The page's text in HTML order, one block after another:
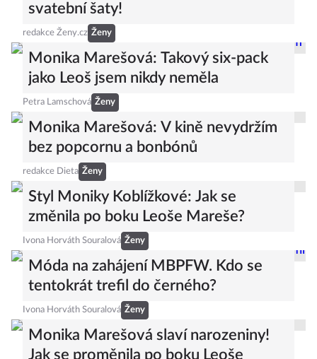
svatební šaty!
redakce Ženy.cz Ženy
Monika Marešová: Takový six-pack
jako Leoš jsem nikdy neměla
Petra Lamschová Ženy
Monika Marešová: V kině nevydržím
bez popcornu a bonbónů
redakce Dieta Ženy
Styl Moniky Koblížkové: Jak se
změnila po boku Leoše Mareše?
Ivona Horváth Souralová Ženy
Móda na zahájení MBPFW. Kdo se
tentokrát trefil do černého?
Ivona Horváth Souralová Ženy
Monika Marešová slaví narozeniny!
Jak se proměnila po boku Leoše